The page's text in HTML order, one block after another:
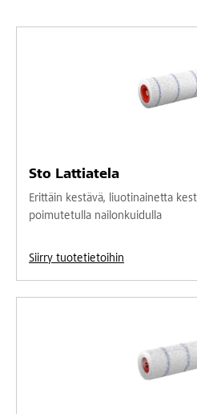
Sto Lattiatela
Erittäin kestävä, liuotinainetta
poimutetulla nailonkuidulla
Siirry tuotetietoihin